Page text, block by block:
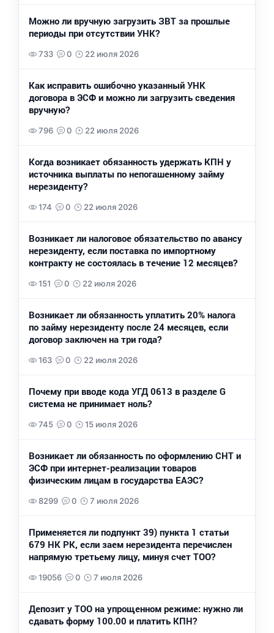
Можно ли вручную загрузить ЗВТ за прошлые
периоды при отсутствии УНК?
733 0 22 июля 2026
Как исправить ошибочно указанный УНК
договора в ЭСФ и можно ли загрузить сведения
вручную?
796 0 22 июля 2026
Когда возникает обязанность удержать КПН у
источника выплаты по непогашенному займу
нерезиденту?
174 0 22 июля 2026
Возникает ли налоговое обязательство по авансу
нерезиденту, если поставка по импортному
контракту не состоялась в течение 12 месяцев?
151 0 22 июля 2026
Возникает ли обязанность уплатить 20% налога
по займу нерезиденту после 24 месяцев, если
договор заключен на три года?
163 0 22 июля 2026
Почему при вводе кода УГД 0613 в разделе G
система не принимает ноль?
745 0 15 июля 2026
Возникает ли обязанность по оформлению СНТ и
ЭСФ при интернет-реализации товаров
физическим лицам в государства ЕАЭС?
8299 0 7 июля 2026
Применяется ли подпункт 39) пункта 1 статьи
679 НК РК, если заем нерезидента перечислен
напрямую третьему лицу, минуя счет ТОО?
19056 0 7 июля 2026
Депозит у ТОО на упрощенном режиме: нужно ли
сдавать форму 100.00 и платить КПН?